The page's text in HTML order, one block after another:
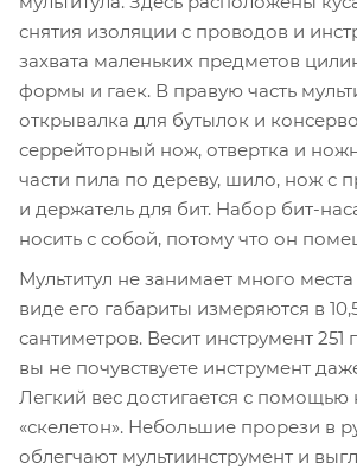
снятия изоляции с проводов и
захвата маленьких предметов
формы и гаек. В правую часть
открывалка для бутылок и
серрейторный нож, отвертка и
части пила по дереву, шило, нож с
и держатель для бит. Набор бит-
носить с собой, потому что он
Мультитул не занимает много
виде его габариты измеряются в 10,5
сантиметров. Весит инструмент
вы не почувствуете инструмент
Легкий вес достигается с помощью
«скелетон». Небольшие прорези в
облегчают мультиинструмент и